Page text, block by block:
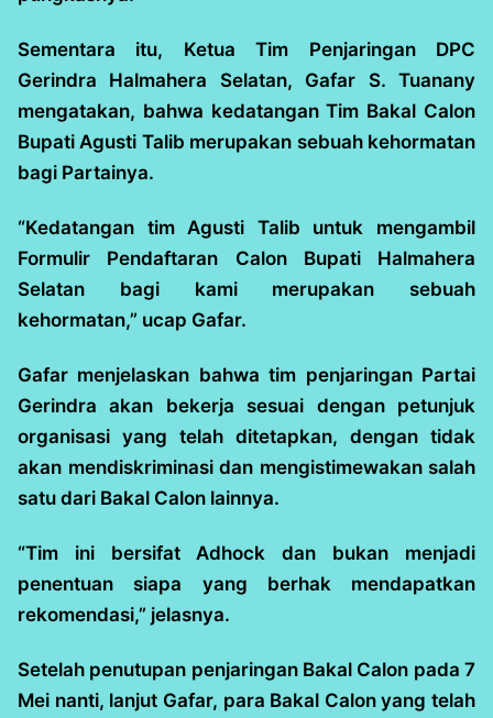
Sementara itu, Ketua Tim Penjaringan DPC
Gerindra Halmahera Selatan, Gafar S. Tuanany
mengatakan, bahwa kedatangan Tim Bakal Calon
Bupati Agusti Talib merupakan sebuah kehormatan
bagi Partainya.
“Kedatangan tim Agusti Talib untuk mengambil
Formulir Pendaftaran Calon Bupati Halmahera
Selatan bagi kami merupakan sebuah
kehormatan,” ucap Gafar.
Gafar menjelaskan bahwa tim penjaringan Partai
Gerindra akan bekerja sesuai dengan petunjuk
organisasi yang telah ditetapkan, dengan tidak
akan mendiskriminasi dan mengistimewakan salah
satu dari Bakal Calon lainnya.
“Tim ini bersifat Adhock dan bukan menjadi
penentuan siapa yang berhak mendapatkan
rekomendasi,” jelasnya.
Setelah penutupan penjaringan Bakal Calon pada 7
Mei nanti, lanjut Gafar, para Bakal Calon yang telah